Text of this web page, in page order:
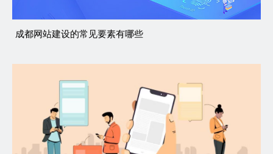
成都网站建设的常见要素有哪些